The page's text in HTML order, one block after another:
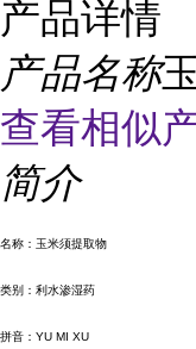
产品详情
产品名称
查看相似
简介
名称：玉米须提取物
类别：利水渗湿药
拼音： YU MI XU